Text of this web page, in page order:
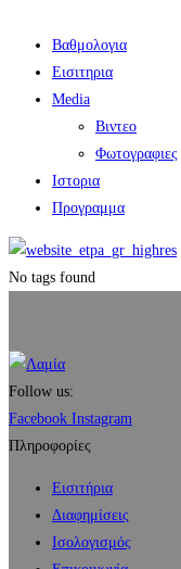
Βαθμολογια
Εισιτηρια
Media
Βιντεο
Φωτογραφιες
Ιστορια
Πρoγραμμα
No tags found
Follow us:
Facebook Instagram
Πληροφορίες
Εισιτήρια
Διαφημίσεις
Ισολογισμός